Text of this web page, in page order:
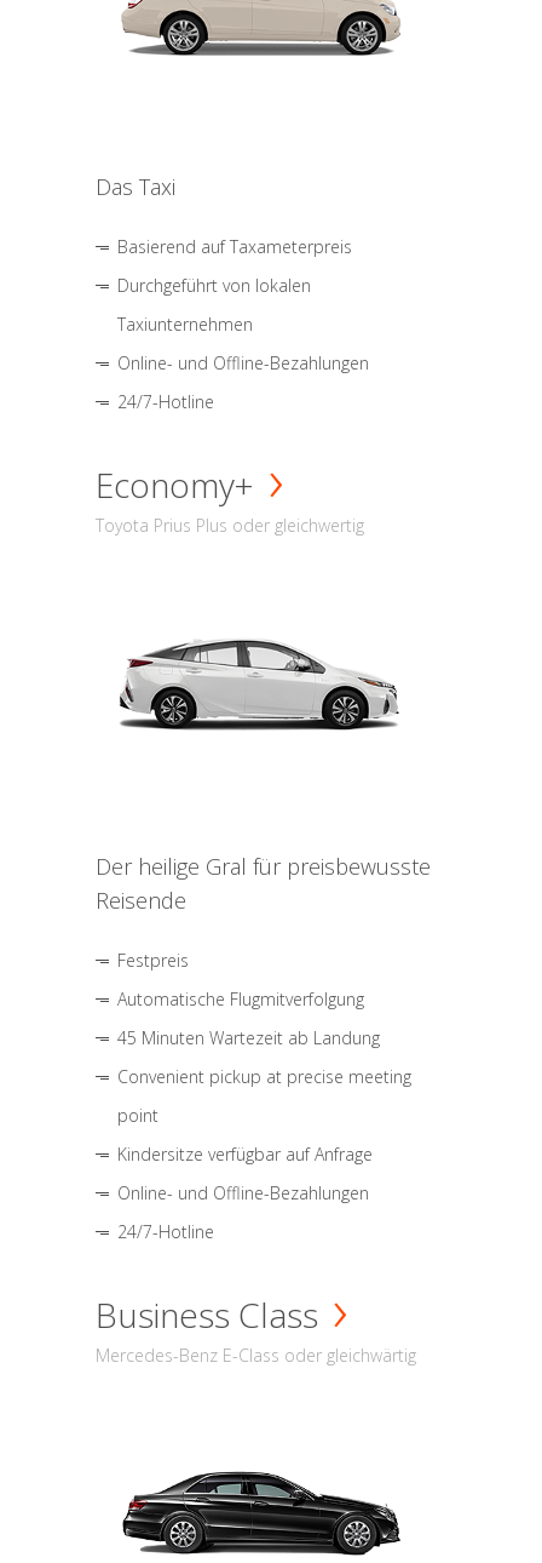
Das Taxi
Basierend auf Taxameterpreis
Durchgeführt von lokalen
Taxiunternehmen
Online- und Offline-Bezahlungen
24/7-Hotline
Economy+
Toyota Prius Plus oder gleichwertig
Der heilige Gral für preisbewusste
Reisende
Festpreis
Automatische Flugmitverfolgung
45 Minuten Wartezeit ab Landung
Convenient pickup at precise meeting
point
Kindersitze verfügbar auf Anfrage
Online- und Offline-Bezahlungen
24/7-Hotline
Business Class
Mercedes-Benz E-Class oder gleichwärtig